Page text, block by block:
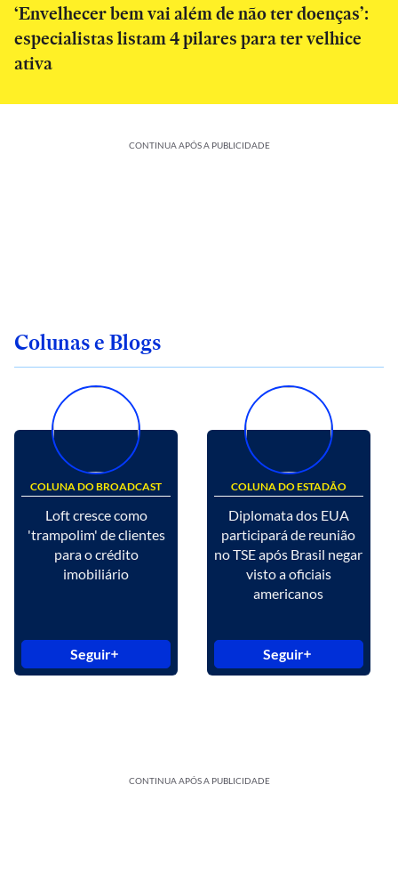
‘Envelhecer bem vai além de não ter doenças’:
especialistas listam 4 pilares para ter velhice
ativa
CONTINUA APÓS A PUBLICIDADE
Colunas e Blogs
COLUNA DO BROADCAST
Loft cresce como
'trampolim' de clientes
para o crédito
imobiliário
Seguir
COLUNA DO ESTADÃO
Diplomata dos EUA
participará de reunião
no TSE após Brasil negar
visto a oficiais
americanos
Seguir
CONTINUA APÓS A PUBLICIDADE